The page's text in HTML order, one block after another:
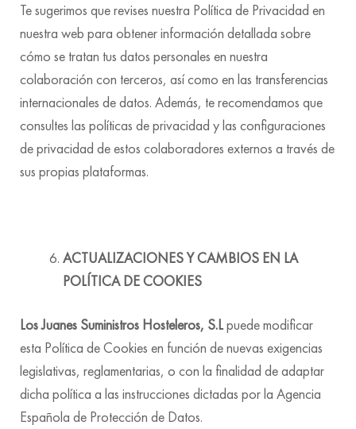
Te sugerimos que revises nuestra Política de Privacidad en
nuestra web para obtener información detallada sobre
cómo se tratan tus datos personales en nuestra
colaboración con terceros, así como en las transferencias
internacionales de datos. Además, te recomendamos que
consultes las políticas de privacidad y las configuraciones
de privacidad de estos colaboradores externos a través de
sus propias plataformas.
ACTUALIZACIONES Y CAMBIOS EN LA
POLÍTICA DE COOKIES
Los Juanes Suministros Hosteleros, S.Lpuede modificar
esta Política de Cookies en función de nuevas exigencias
legislativas, reglamentarias, o con la finalidad de adaptar
dicha política a las instrucciones dictadas por la Agencia
Española de Protección de Datos.